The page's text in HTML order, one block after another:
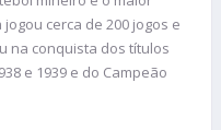
cerca de 200 jogos e
na conquista dos títulos
e 1939 e do Campeão